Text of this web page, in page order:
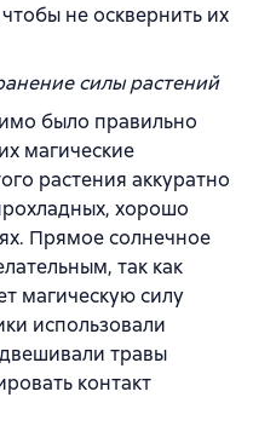
не осквернить их
силы растений
было правильно
магические
растения аккуратно
хорошо
Прямое солнечное
так как
магическую силу
использовали
травы
контакт